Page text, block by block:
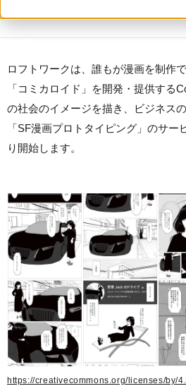
ロフトワークは、誰もが漫画を制作
「コミカロイド」を開発・提供する
の社会のイメージを描き、ビジネス
「SF漫画プロトタイピング」のサー
り開始します。
https://creativecommons.org/licenses/by/